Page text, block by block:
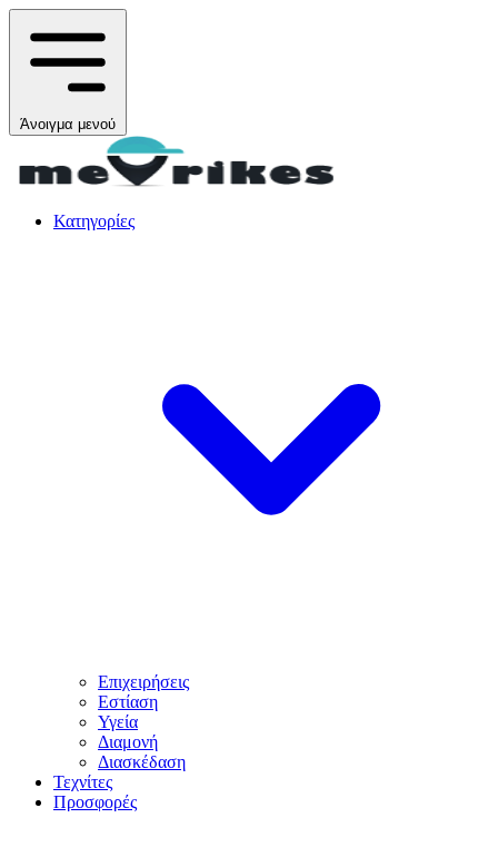
Άνοιγμα μενού
Κατηγορίες
Επιχειρήσεις
Εστίαση
Υγεία
Διαμονή
Διασκέδαση
Τεχνίτες
Προσφορές